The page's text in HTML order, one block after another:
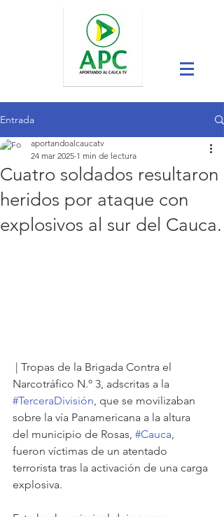
Entrada
Cuatro soldados resultaron
heridos por ataque con
explosivos al sur del Cauca.
aportandoalcaucatv
24 mar 2025 1 min de lectura
Narcotráfico N.º 3, adscritas a la
#TerceraDivisión , que se movilizaban
sobre la vía Panamericana a la altura
del municipio de Rosas, #Cauca
fueron víctimas de un atentado
terrorista tras la activación de una carga
explosiva.